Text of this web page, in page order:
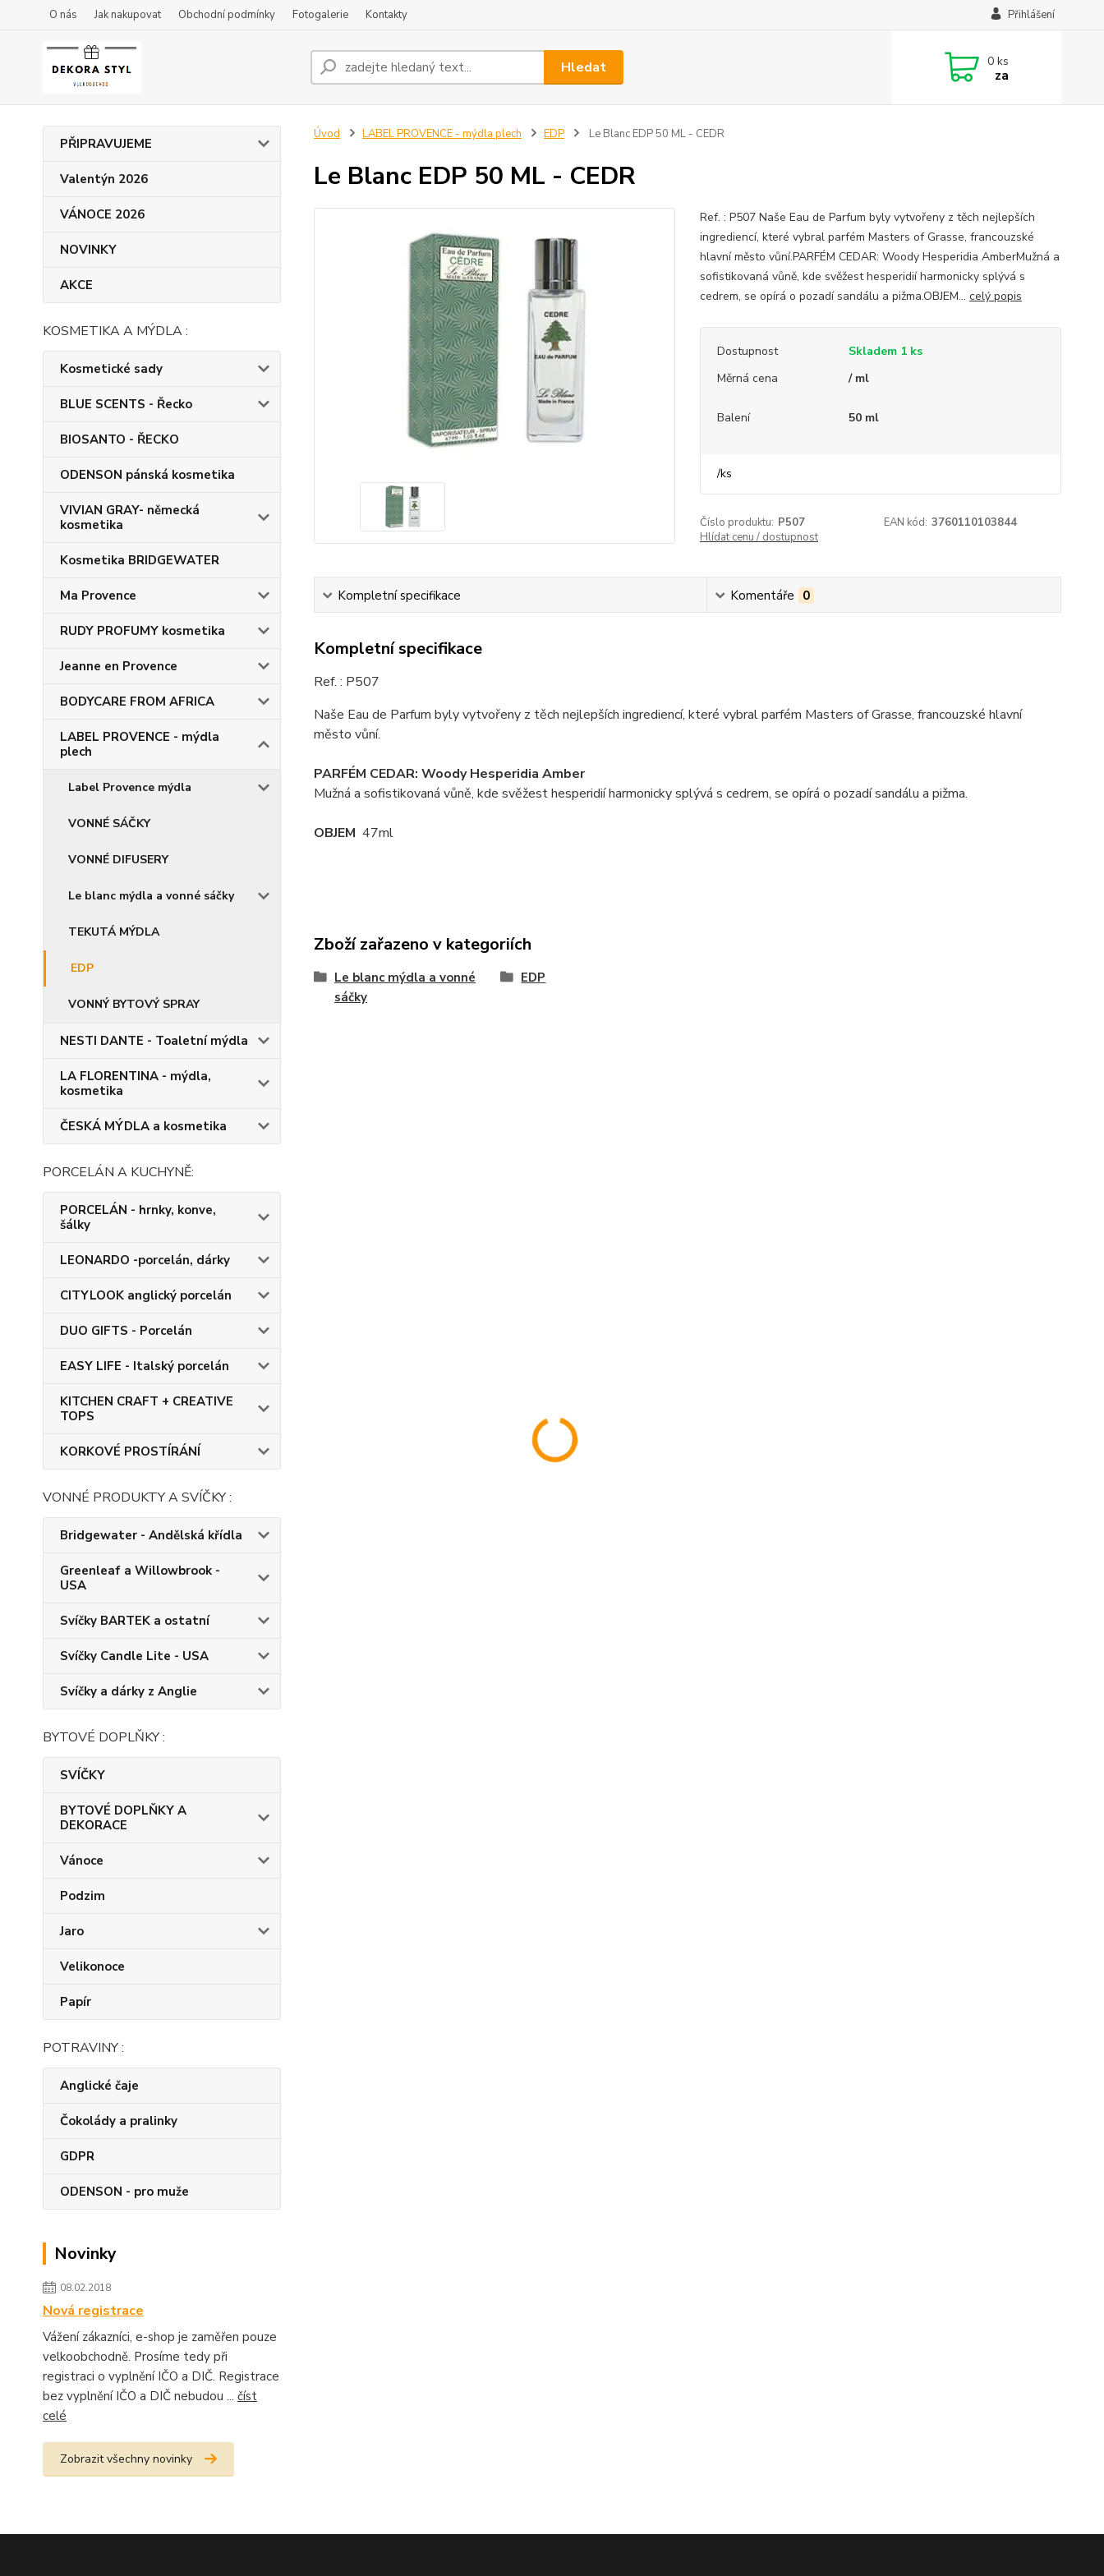
O nás Jak nakupovat Obchodní podmínky Fotogalerie Kontakty Přihlášení
Hledat 0 ks
za
PŘIPRAVUJEME
Valentýn 2026
VÁNOCE 2026
NOVINKY
AKCE
KOSMETIKA A MÝDLA :
Kosmetické sady
BLUE SCENTS - Řecko
BIOSANTO - ŘECKO
ODENSON pánská kosmetika
VIVIAN GRAY- německá
kosmetika
Kosmetika BRIDGEWATER
Ma Provence
RUDY PROFUMY kosmetika
Jeanne en Provence
BODYCARE FROM AFRICA
LABEL PROVENCE - mýdla
plech
Label Provence mýdla
VONNÉ SÁČKY
VONNÉ DIFUSERY
Le blanc mýdla a vonné sáčky
TEKUTÁ MÝDLA
EDP
VONNÝ BYTOVÝ SPRAY
NESTI DANTE - Toaletní mýdla
LA FLORENTINA - mýdla,
kosmetika
ČESKÁ MÝDLA a kosmetika
PORCELÁN A KUCHYNĚ:
PORCELÁN - hrnky, konve,
šálky
LEONARDO -porcelán, dárky
CITYLOOK anglický porcelán
DUO GIFTS - Porcelán
EASY LIFE - Italský porcelán
KITCHEN CRAFT + CREATIVE
TOPS
KORKOVÉ PROSTÍRÁNÍ
VONNÉ PRODUKTY A SVÍČKY :
Bridgewater - Andělská křídla
Greenleaf a Willowbrook -
USA
Svíčky BARTEK a ostatní
Svíčky Candle Lite - USA
Svíčky a dárky z Anglie
BYTOVÉ DOPLŇKY :
SVÍČKY
BYTOVÉ DOPLŇKY A
DEKORACE
Vánoce
Podzim
Jaro
Velikonoce
Papír
POTRAVINY :
Anglické čaje
Čokolády a pralinky
GDPR
ODENSON - pro muže
Novinky
08.02.2018
Nová registrace
Vážení zákazníci, e-shop je zaměřen pouze
velkoobchodně. Prosíme tedy při
registraci o vyplnění IČO a DIČ. Registrace
bez vyplnění IČO a DIČ nebudou ... číst
celé
Zobrazit všechny novinky
Úvod LABEL PROVENCE - mýdla plech EDP Le Blanc EDP 50 ML - CEDR
Le Blanc EDP 50 ML - CEDR
Ref. : P507 Naše Eau de Parfum byly vytvořeny z těch nejlepších
ingrediencí, které vybral parfém Masters of Grasse, francouzské
hlavní město vůní.PARFÉM CEDAR: Woody Hesperidia AmberMužná a
sofistikovaná vůně, kde svěžest hesperidií harmonicky splývá s
cedrem, se opírá o pozadí sandálu a pižma.OBJEM... celý popis
Dostupnost
Skladem 1 ks
Měrná cena
/ ml
Balení 50 ml
/ks
Číslo produktu: P507 EAN kód: 3760110103844
Hlídat cenu / dostupnost
Kompletní specifikace Komentáře 0
Kompletní specifikace
Ref. : P507
Naše Eau de Parfum byly vytvořeny z těch nejlepších ingrediencí, které vybral parfém Masters of Grasse, francouzské hlavní
město vůní.
PARFÉM CEDAR: Woody Hesperidia Amber
Mužná a sofistikovaná vůně, kde svěžest hesperidií harmonicky splývá s cedrem, se opírá o pozadí sandálu a pižma.
OBJEM 47ml
Zboží zařazeno v kategoriích
Le blanc mýdla a vonné
sáčky
EDP